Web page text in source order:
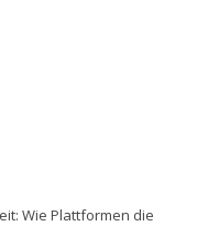
Wie Plattformen die